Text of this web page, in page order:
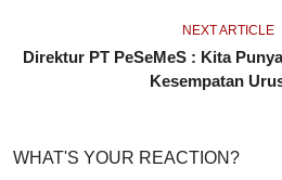
NEXT ARTICLE
Direktur PT PeSeMeS : Kita
Kesempatan
WHAT'S YOUR REACTION?